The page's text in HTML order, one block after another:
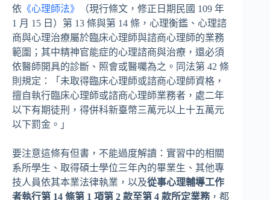
依 《心理師法》
（現行條文，修正日期民國 109 年
1 月 15 日）第 13 條與第 14 條，心理衡鑑、心理諮
商與心理治療屬於臨床心理師與諮商心理師的業務
範圍；其中精神官能症的心理諮商與治療，還必須
依醫師開具的診斷、照會或醫囑為之。同法第 42 條
則規定：「未取得臨床心理師或諮商心理師資格，
擅自執行臨床心理師或諮商心理師業務者，處二年
以下有期徒刑，得併科新臺幣三萬元以上十五萬元
以下罰金。」
要注意這條有但書，不能過度解讀：實習中的相關
系所學生、取得碩士學位三年內的畢業生、其他專
技人員依其本業法律執業，以及從事心理輔導工作
者執行第 14 條第 1 項第 2 款至第 4 款所定業務，都